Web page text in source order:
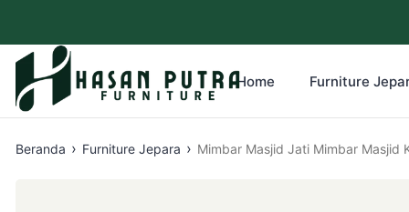
Home Furniture
Beranda › Furniture Jepara › Mimbar Masjid Jati Mimbar Masjid